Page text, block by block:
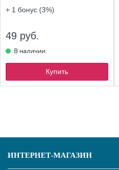
+ 1 бонус (3%)
49 руб.
Купить
ИНТЕРНЕТ-МАГАЗИН